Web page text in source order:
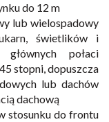
do 12 m
lub wielospadowy
świetlików i
połaci
stopni, dopuszcza
lub dachów
dachową
stosunku do frontu